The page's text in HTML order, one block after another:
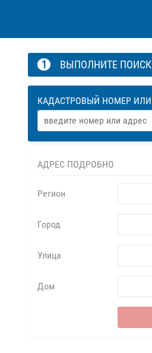
1 ВЫПОЛНИТЕ ПОИСК
КАДАСТРОВЫЙ НОМЕР
АДРЕС ПОДРОБНО
Регион
Город
Улица
Дом